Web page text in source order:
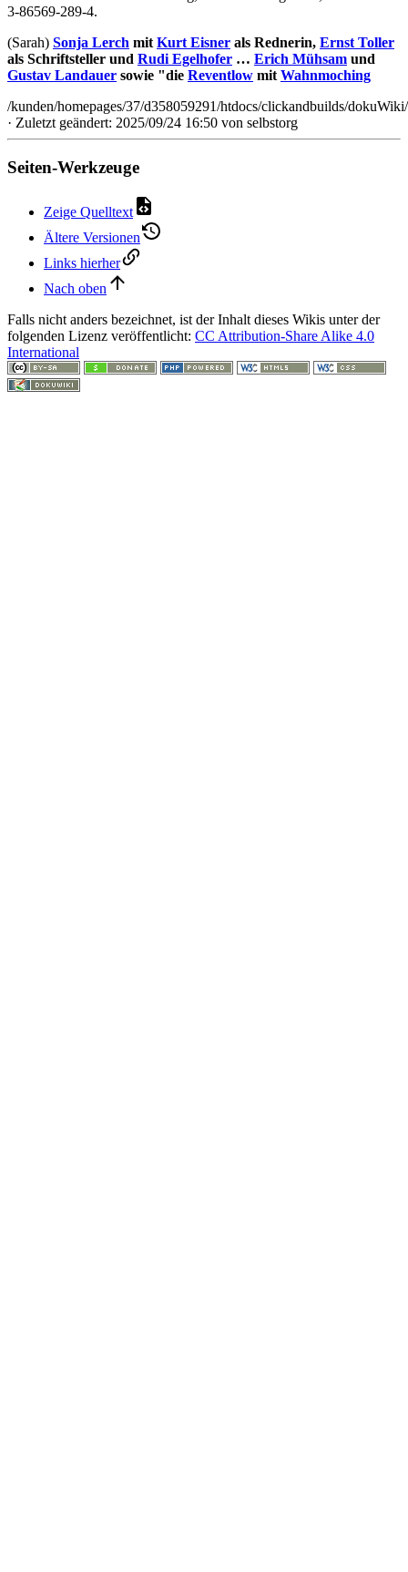
3-86569-289-4.
(Sarah) Sonja Lerch mit Kurt Eisner als Rednerin, Ernst Toller
als Schriftsteller und Rudi Egelhofer … Erich Mühsam und
Gustav Landauer sowie "die Reventlow mit Wahnmoching
/kunden/homepages/37/d358059291/htdocs/clickandbuilds/
· Zuletzt geändert: 2025/09/24 16:50 von selbstorg
Seiten-Werkzeuge
Zeige Quelltext
Ältere Versionen
Links hierher
Nach oben
Falls nicht anders bezeichnet, ist der Inhalt dieses Wikis unter der
folgenden Lizenz veröffentlicht: CC Attribution-Share Alike 4.0
International